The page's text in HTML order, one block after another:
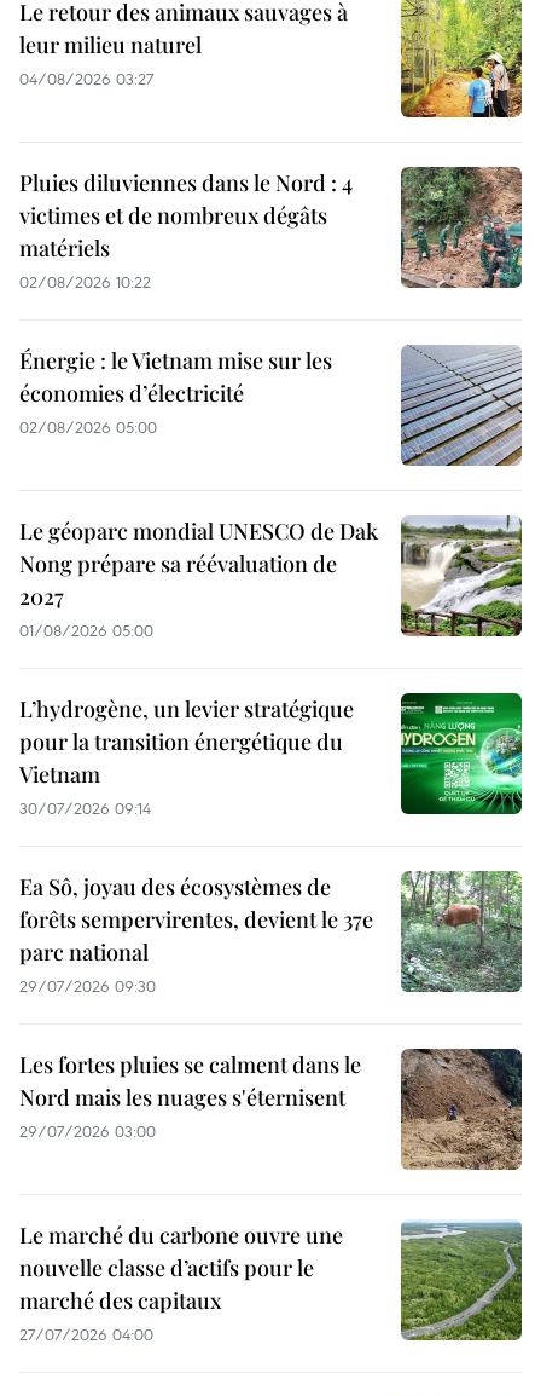
Le retour des animaux sauvages à
leur milieu naturel
04/08/2026 03:27
Pluies diluviennes dans le Nord : 4
victimes et de nombreux dégâts
matériels
02/08/2026 10:22
Énergie : le Vietnam mise sur les
économies d’électricité
02/08/2026 05:00
Le géoparc mondial UNESCO de Dak
Nong prépare sa réévaluation de
2027
01/08/2026 05:00
L’hydrogène, un levier stratégique
pour la transition énergétique du
Vietnam
30/07/2026 09:14
Ea Sô, joyau des écosystèmes de
forêts sempervirentes, devient le 37e
parc national
29/07/2026 09:30
Les fortes pluies se calment dans le
Nord mais les nuages s'éternisent
29/07/2026 03:00
Le marché du carbone ouvre une
nouvelle classe d’actifs pour le
marché des capitaux
27/07/2026 04:00